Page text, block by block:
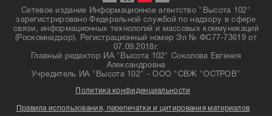
Сетевое издание Информационное агентство "Высота 102"
зарегистрировано Федеральной службой по надзору в сфере
связи, информационных технологий и массовых коммуникаций
(Роскомнадзор). Регистрационный номер Эл № ФС77-73619 от
07.09.2018г.
Главный редактор ИА "Высота 102" Соколова Евгения
Александровна
Учредитель ИА "Высота 102" - ООО "СВЖ "ОСТРОВ"
Политика конфиденциальности
Правила использования, перепечатки и цитирования материалов